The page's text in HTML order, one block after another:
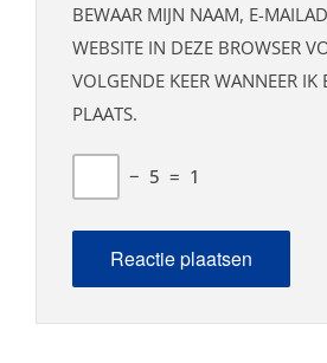
BEWAAR MIJN NAAM, E-
WEBSITE IN DEZE BROWSER
VOLGENDE KEER WANNEER IK
PLAATS.
− 5 = 1